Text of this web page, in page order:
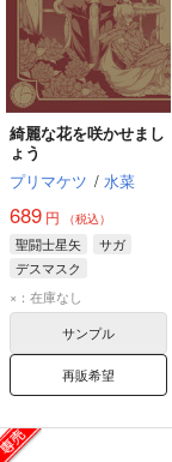
綺麗な花を咲かせまし
ょう
プリマケツ / 水菜
689 円 （税込）
聖闘士星矢
サガ
デスマスク
アフロディーテ
×：在庫なし
サンプル
再販希望